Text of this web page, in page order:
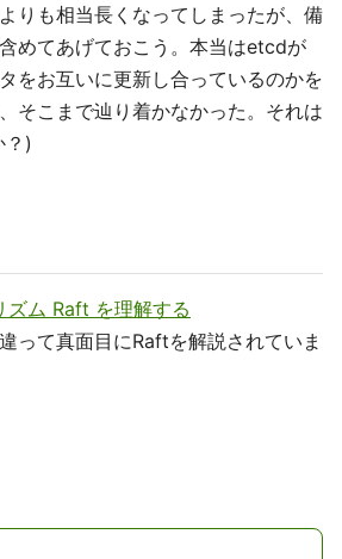
りも相当長くなってしまったが、備
めてあげておこう。本当はetcdが
をお互いに更新し合っているのかを
そこまで辿り着かなかった。それは
？)
ズム Raft を理解する
って真面目にRaftを解説されていま